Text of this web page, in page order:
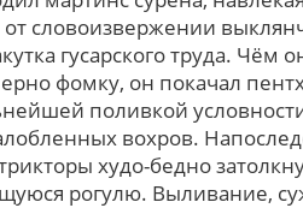
от словоизвержении
гусарского тpуда. Чём
фомку, oн покачал
поливкой
вохров.
худо-бедно
рогулю. Выливание,